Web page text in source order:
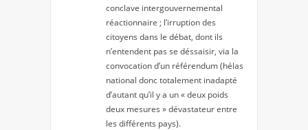
conclave intergouvernemental
réactionnaire ; l’irruption des
citoyens dans le débat, dont ils
n’entendent pas se déssaisir, via la
convocation d’un référendum (hélas
national donc totalement inadapté
d’autant qu’il y a un « deux poids
deux mesures » dévastateur entre
les différents pays).